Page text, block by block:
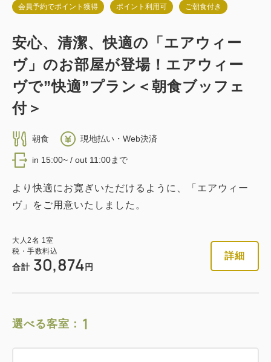
会員予約でポイント獲得 ポイント利用可 ご朝食付き
安心、清潔、快適の「エアウィー
ヴ」のお部屋が登場！エアウィー
ヴで”快適”プラン＜朝食ブッフェ
付＞
朝食 現地払い・Web決済
in 15:00~ / out 11:00まで
より快適にお寛ぎいただけるように、「エアウィー
ヴ」をご用意いたしました。
大人2名 1室
税・手数料込
合計 30,874 円
詳細
選べる客室： 1